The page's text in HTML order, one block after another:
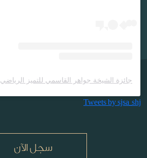
جائزة الشيخة جواهر القاسمي للتميز الرياضي
Tweets by sjsa_shj
سجل الآن